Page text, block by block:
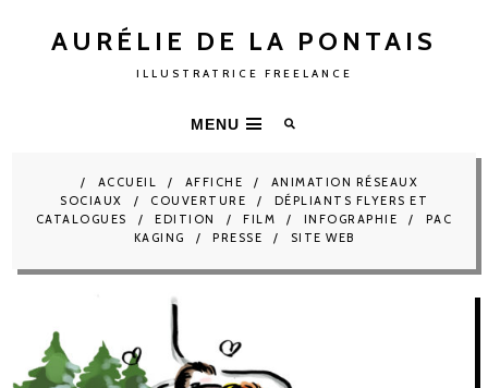
AURÉLIE DE LA PONTAIS
ILLUSTRATRICE FREELANCE
MENU
ACCUEIL AFFICHE
ANIMATION RÉSEAUX
SOCIAUX
COUVERTURE
DÉPLIANTS FLYERS ET
CATALOGUES
EDITION FILM INFOGRAPHIE
PAC
KAGING
PRESSE SITE WEB